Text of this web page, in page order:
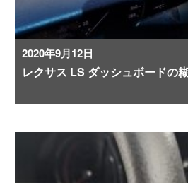
2020年9月12日
レクサス LS ダッシュボードの